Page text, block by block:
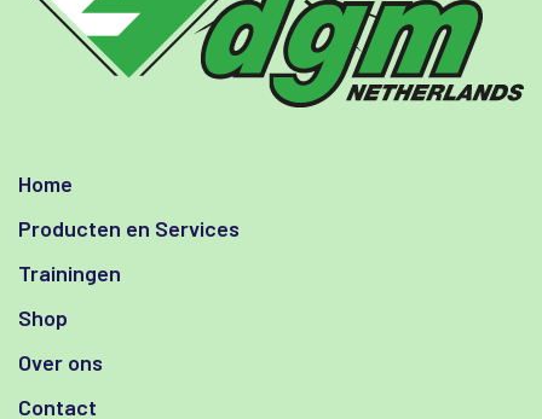
Home
Producten en Services
Trainingen
Shop
Over ons
Contact